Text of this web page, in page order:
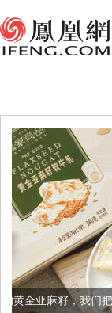
把它加到了牛轧糖